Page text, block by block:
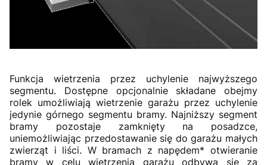
Funkcja wietrzenia przez uchylenie najwyższego
segmentu. Dostępne opcjonalnie składane obejmy
rolek umożliwiają wietrzenie garażu przez uchylenie
jedynie górnego segmentu bramy. Najniższy segment
bramy pozostaje zamknięty na posadzce,
uniemożliwiając przedostawanie się do garażu małych
zwierząt i liści. W bramach z napędem* otwieranie
bramy w celu wietrzenia garażu odbywa się za